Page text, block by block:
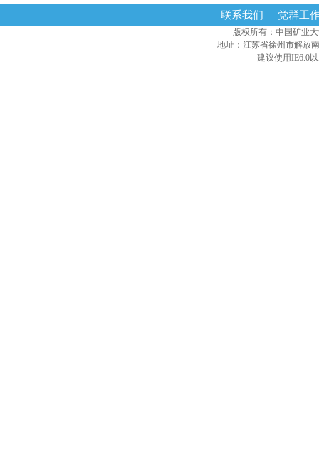
联系我们 党群工
版权所有：中国矿业
地址：江苏省徐州市解放
建议使用IE6.0